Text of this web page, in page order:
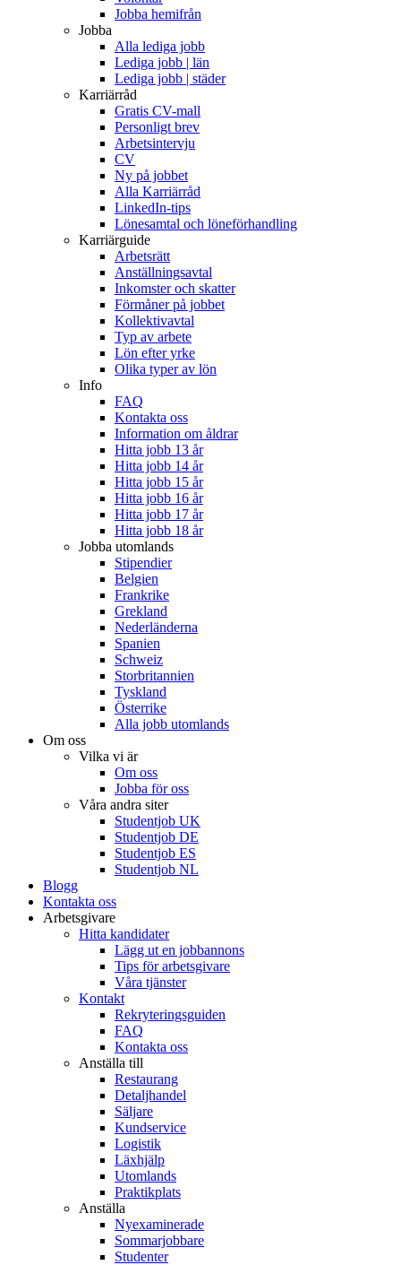
Jobba hemifrån
Jobba
Alla lediga jobb
Lediga jobb | län
Lediga jobb | städer
Karriärråd
Gratis CV-mall
Personligt brev
Arbetsintervju
CV
Ny på jobbet
Alla Karriärråd
LinkedIn-tips
Lönesamtal och löneförhandling
Karriärguide
Arbetsrätt
Anställningsavtal
Inkomster och skatter
Förmåner på jobbet
Kollektivavtal
Typ av arbete
Lön efter yrke
Olika typer av lön
Info
FAQ
Kontakta oss
Information om åldrar
Hitta jobb 13 år
Hitta jobb 14 år
Hitta jobb 15 år
Hitta jobb 16 år
Hitta jobb 17 år
Hitta jobb 18 år
Jobba utomlands
Stipendier
Belgien
Frankrike
Grekland
Nederländerna
Spanien
Schweiz
Storbritannien
Tyskland
Österrike
Alla jobb utomlands
Om oss
Vilka vi är
Om oss
Jobba för oss
Våra andra siter
Studentjob UK
Studentjob DE
Studentjob ES
Studentjob NL
Blogg
Kontakta oss
Arbetsgivare
Hitta kandidater
Lägg ut en jobbannons
Tips för arbetsgivare
Våra tjänster
Kontakt
Rekryteringsguiden
FAQ
Kontakta oss
Anställa till
Restaurang
Detaljhandel
Säljare
Kundservice
Logistik
Läxhjälp
Utomlands
Praktikplats
Anställa
Nyexaminerade
Sommarjobbare
Studenter